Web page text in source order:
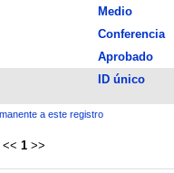
Medio
Conferencia
Aprobado
ID único
a este registro
<< 1 >>